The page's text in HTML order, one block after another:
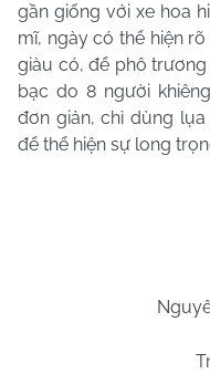
gần giống với xe hoa
mĩ, ngày có thể hiện
giàu có, để phô
bạc do 8 người
đơn giản, chỉ dùng
để thể hiện sự long